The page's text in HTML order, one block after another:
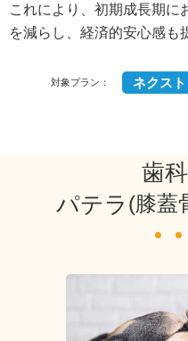
これにより、初期成長期に
を減らし、経済的安心感も
対象プラン： ネクスト
歯
パテラ (膝蓋